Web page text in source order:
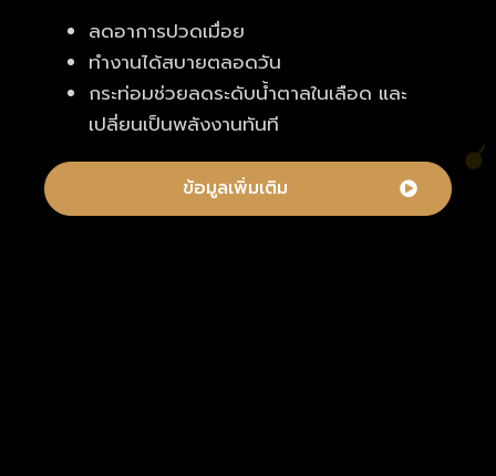
ลดอาการปวดเมื่อย
ทำงานได้สบายตลอดวัน
กระท่อมช่วยลดระดับน้ำตาลในเลือด และ
เปลี่ยนเป็นพลังงานทันที
ข้อมูลเพิ่มเติม